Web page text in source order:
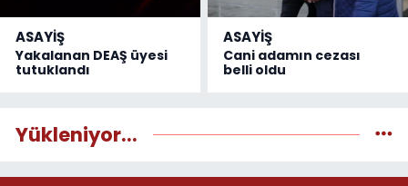
ASAYİŞ
Yakalanan DEAŞ üyesi
tutuklandı
ASAYİŞ
Cani adamın cezası
belli oldu
Yükleniyor...